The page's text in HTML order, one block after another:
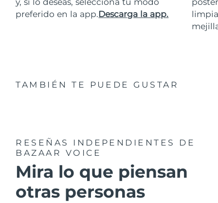
preferido en la app.Descarga la app.
TAMBIÉN TE PUEDE GUSTAR
RESEÑAS INDEPENDIENTES
DE
BAZAAR VOICE
Mira lo que piensan
otras personas